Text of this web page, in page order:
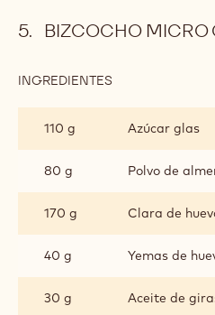
BIZCOCHO MICRO
INGREDIENTES
CON
TÉ
VERDE
110 g Azúcar glas
80 g Polvo de
170 g Clara de
40 g Yemas de
30 g Aceite de